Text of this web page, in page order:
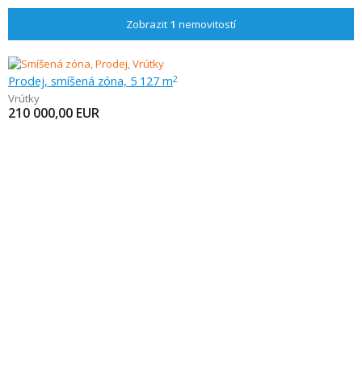
Zobrazit 1 nemovitostí
Prodej, smíšená zóna, 5 127 m2
Vrútky
210 000,00 EUR